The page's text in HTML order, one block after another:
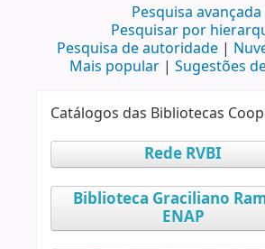
Pesquisa avançada
Pesquisar por
Pesquisa de autoridade
Mais popular
Sugestões
Catálogos das Bibliotecas
Rede RVBI
Biblioteca Graciliano
ENAP